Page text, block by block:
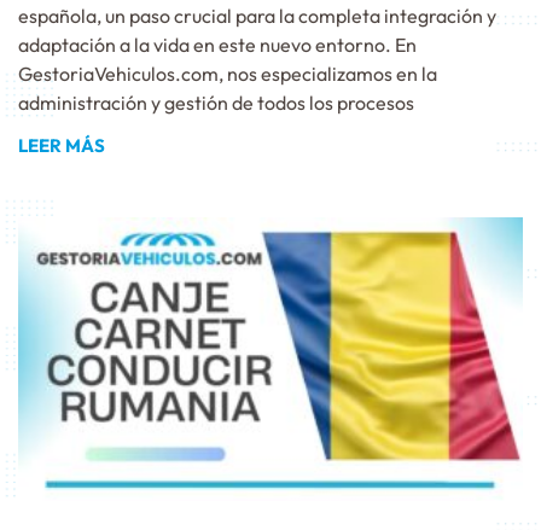
española, un paso crucial para la completa integración y
adaptación a la vida en este nuevo entorno. En
GestoriaVehiculos.com, nos especializamos en la
administración y gestión de todos los procesos
LEER MÁS